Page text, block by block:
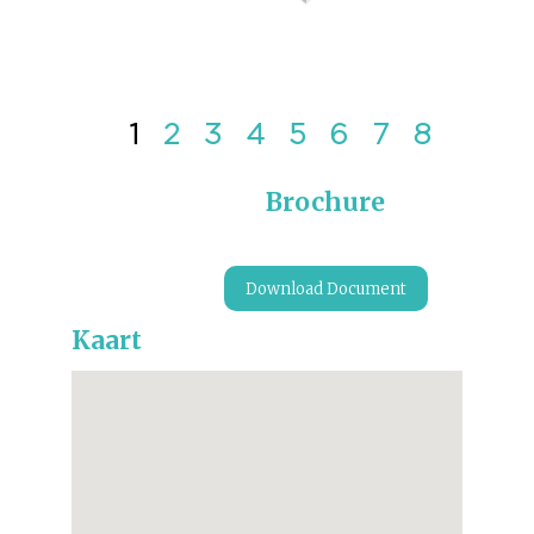
1 2 3 4 5 6 7 8
Brochure
Download Document
Kaart